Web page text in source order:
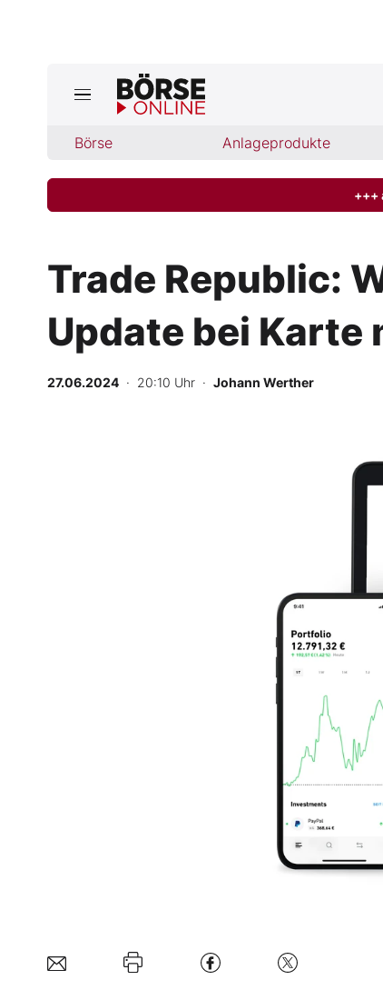
Börse Anlageprodukte
Börse
Abo & Shop
BO-Musterdepots
Experten
+++
Trade Republic:
Update bei Karte
27.06.2024 · 20:10 Uhr · Johann Werther